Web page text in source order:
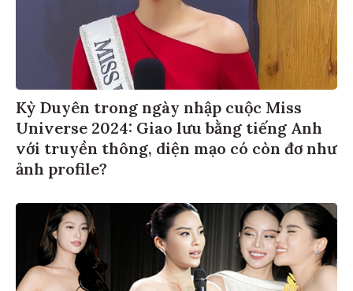
Kỳ Duyên trong ngày nhập cuộc Miss
Universe 2024: Giao lưu bằng tiếng Anh
với truyền thông, diện mạo có còn đơ như
ảnh profile?